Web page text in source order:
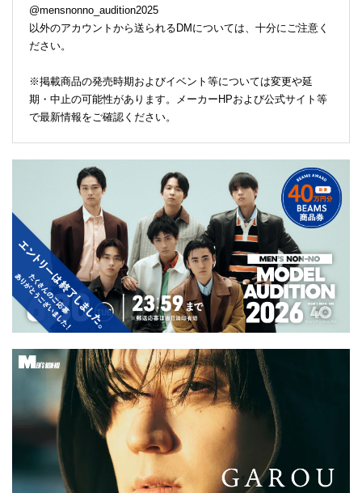
@mensnonno_audition2025
以外のアカウントから送られるDMについては、十分にご注意く
ださい。
※掲載商品の発売時期およびイベント等については変更や延
期・中止の可能性があります。メーカーHPおよび公式サイト等
で最新情報をご確認ください。